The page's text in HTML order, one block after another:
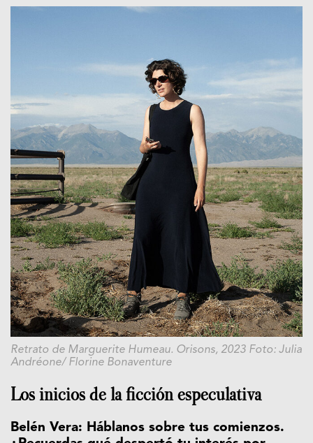
Retrato de Marguerite Humeau. Orisons, 2023 Foto: Julia
Andréone/ Florine Bonaventure
Los inicios de la ficción especulativa
Belén Vera: Háblanos sobre tus comienzos.